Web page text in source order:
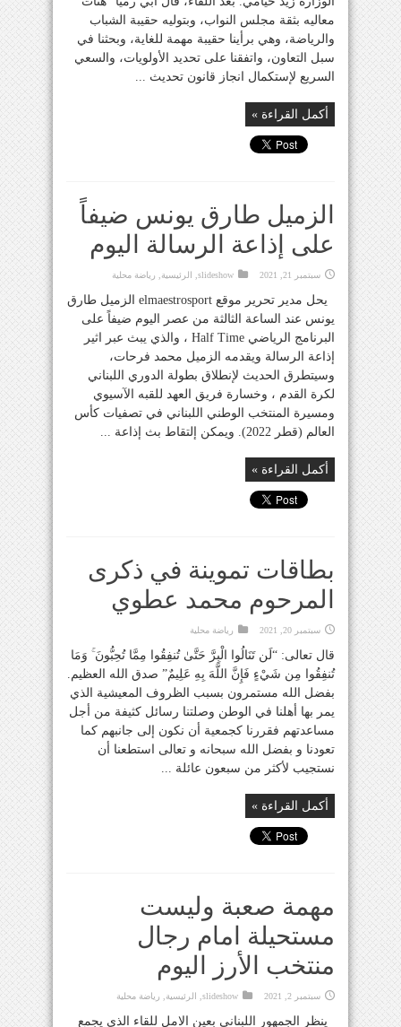
معاليه بثقة مجلس النواب، وبتوليه حقيبة الشباب
والرياضة، وهي برأينا حقيبة مهمة للغاية، وبحثنا في
سبل التعاون، واتفقنا على تحديد الأولويات، والسعي
السريع لإستكمال انجاز قانون تحديث ...
أكمل القراءة »
الزميل طارق يونس ضيفاً
على إذاعة الرسالة اليوم
سبتمبر 21, 2021 slideshow الرئيسية رياضة محلية
يحل مدير تحرير موقع elmaestrosport الزميل طارق
يونس عند الساعة الثالثة من عصر اليوم ضيفاً على
البرنامج الرياضي Half Time ، والذي يبث عبر اثير
إذاعة الرسالة ويقدمه الزميل محمد فرحات،
وسيتطرق الحديث لإنطلاق بطولة الدوري اللبناني
لكرة القدم ، وخسارة فريق العهد للقبه الآسيوي
ومسيرة المنتخب الوطني اللبناني في تصفيات كأس
العالم (قطر 2022). ويمكن إلتقاط بث إذاعة ...
أكمل القراءة »
بطاقات تموينة في ذكرى
المرحوم محمد عطوي
سبتمبر 20, 2021 رياضة محلية
قال تعالى: “لَن تَنَالُوا الْبِرَّ حَتَّىٰ تُنفِقُوا مِمَّا تُحِبُّونَ ۚ وَمَا
تُنفِقُوا مِن شَيْءٍ فَإِنَّ اللَّهَ بِهِ عَلِيمٌ” صدق الله العظيم.
‏بفضل الله مستمرون بسبب الظروف المعيشية الذي
يمر بها أهلنا في الوطن وصلتنا رسائل كثيفة من أجل
مساعدتهم فقررنا كجمعية أن نكون إلى جانبهم كما
تعودنا و بفضل الله سبحانه و تعالى استطعنا أن
نستجيب لأكثر من سبعون عائلة ...
أكمل القراءة »
مهمة صعبة وليست
مستحيلة امام رجال
منتخب الأرز اليوم
سبتمبر 2, 2021 slideshow الرئيسية رياضة محلية
ينظر الجمهور اللبناني بعين الامل للقاء الذي يجمع